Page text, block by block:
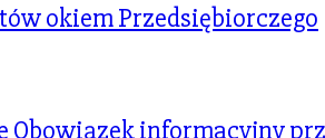
okiem Przedsiębiorczego